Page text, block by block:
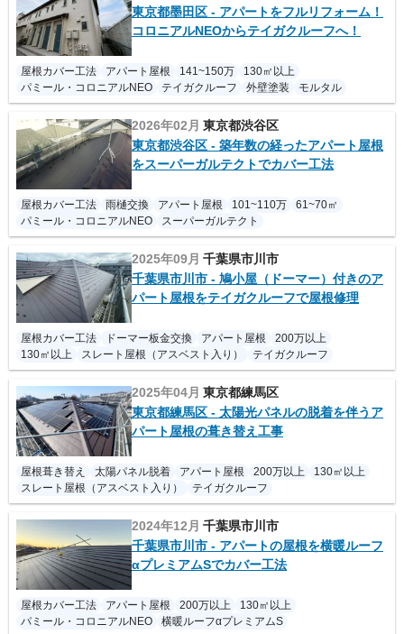
東京都墨田区 - アパートをフルリフォーム！
コロニアルNEOからテイガクルーフへ！
屋根カバー工法 アパート屋根 141~150万
130㎡以上
パミール・コロニアルNEO
テイガクルーフ 外壁塗装 モルタル
2026年02月 東京都渋谷区
東京都渋谷区 - 築年数の経ったアパート屋根
をスーパーガルテクトでカバー工法
屋根カバー工法 雨樋交換 アパート屋根 101~110万
61~70㎡
パミール・コロニアルNEO
スーパーガルテクト
2025年09月 千葉県市川市
千葉県市川市 - 鳩小屋（ドーマー）付きのア
パート屋根をテイガクルーフで屋根修理
屋根カバー工法 ドーマー板金交換 アパート屋根
200万以上
130㎡以上
スレート屋根（アスベスト入り） テイガクルーフ
2025年04月 東京都練馬区
東京都練馬区 - 太陽光パネルの脱着を伴うア
パート屋根の葺き替え工事
屋根葺き替え 太陽パネル脱着 アパート屋根 200万以上
130㎡以上
スレート屋根（アスベスト入り）
テイガクルーフ
2024年12月 千葉県市川市
千葉県市川市 - アパートの屋根を横暖ルーフ
αプレミアムSでカバー工法
屋根カバー工法 アパート屋根 200万以上
130㎡以上
パミール・コロニアルNEO
横暖ルーフαプレミアムS